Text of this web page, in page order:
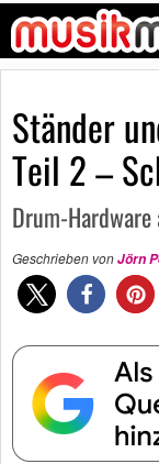
Ständer
Teil 2 –
Drum-
Geschrieben vonJörn